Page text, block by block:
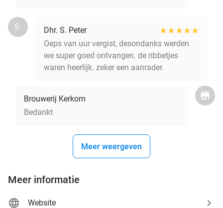
S.
Dhr. S. Peter
Oeps van uur vergist, desondanks werden
we super goed ontvangen. de ribbetjes
waren heerlijk. zeker een aanrader.
Brouwerij Kerkom
Bedankt
Meer weergeven
Meer informatie
Website